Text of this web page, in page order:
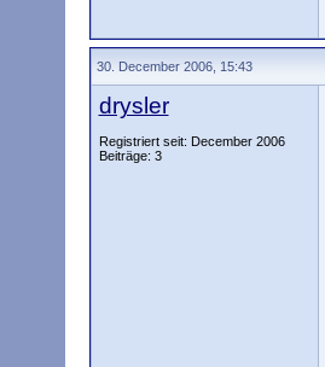
30. December 2006, 15:43
drysler
Registriert seit: December 2006
Beiträge: 3